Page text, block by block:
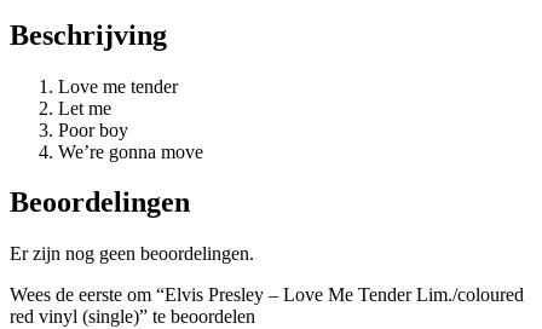
Beschrijving
Love me tender
Let me
Poor boy
We’re gonna move
Beoordelingen
Er zijn nog geen beoordelingen.
Wees de eerste om “Elvis Presley – Love Me Tender Lim./coloured
red vinyl (single)” te beoordelen